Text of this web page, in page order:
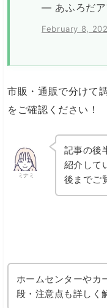
— あふろだ
February 8,
市販・通販で分けて
をご確認ください！
ミナミ
記事の後
紹介して
後までご
ホームセンターやカ
段・注意点も詳しく